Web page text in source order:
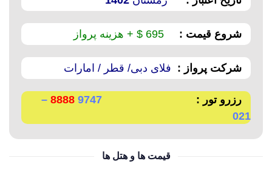
شروع قیمت : 695 $ + هزینه پرواز
شرکت پرواز : فلای دبی/ قطر / امارات
رزرو تور : 9747
8888
–
021
قیمت ها و هتل ها